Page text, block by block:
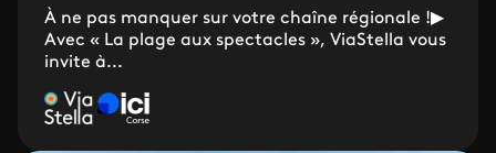
À ne pas manquer sur votre chaîne régionale !▶
Avec « La plage aux spectacles », ViaStella vous
invite à...